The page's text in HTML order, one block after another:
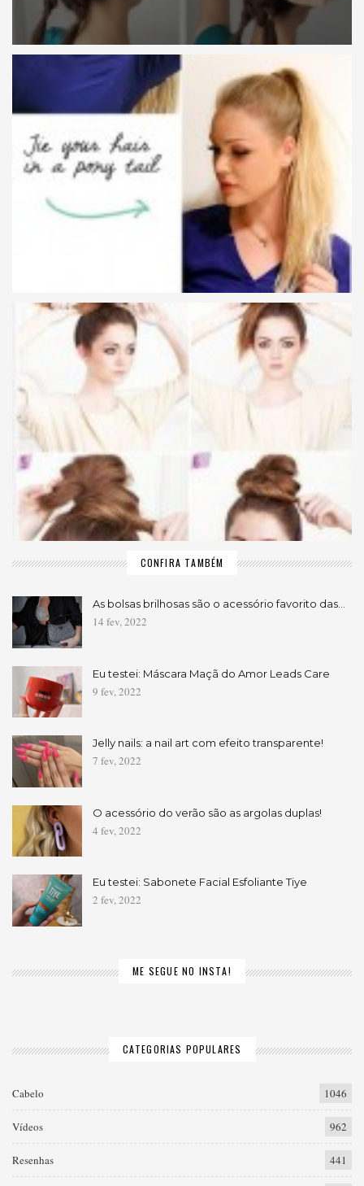
CONFIRA TAMBÉM
As bolsas brilhosas são o acessório favorito das…
14 fev, 2022
Eu testei: Máscara Maçã do Amor Leads Care
9 fev, 2022
Jelly nails: a nail art com efeito transparente!
7 fev, 2022
O acessório do verão são as argolas duplas!
4 fev, 2022
Eu testei: Sabonete Facial Esfoliante Tiye
2 fev, 2022
ME SEGUE NO INSTA!
CATEGORIAS POPULARES
Cabelo 1046
Vídeos 962
Resenhas 441